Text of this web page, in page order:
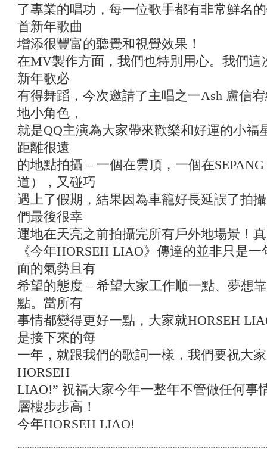
了專業的唱功，每一位歌手都有非常鮮名
首新年歌曲
增添很豐富的聽覺和視覺效果！
在MV製作方面，我們也特別用心。我們
新年歌必
有得舞蹈，今次邀請了主唱之一Ash 盧信
地小角色，
就是QQ主演為大家帶來歡樂和好運的小
距離很遠
的地點拍攝 – 一個在雲頂，一個在
道），又碰巧
遇上了假期，結果因為車籠好長延誤了拍
們最後很幸
運地在天亮之前拍攝完所有戶外地場景！
《今年HORSEH LIAO》傳達的並非只是
面的氣勢且有
希望的態度 – 希望大家工作順一點、夢想
點。當所有
事情都變得更好一點，大家就HORSEH
是接下來的每
一年，就跟我們的歌詞一樣，我們要祝大
HORSEH
LIAO!” 祝福大家今年一整年不管做任何事
層樓步步高！
今年HORSEH LIAO!